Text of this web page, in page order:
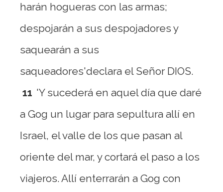
harán hogueras con las armas;
despojarán a sus despojadores y
saquearán a sus
saqueadores'declara el Señor DIOS.
11 'Y sucederá en aquel día que daré
a Gog un lugar para sepultura allí en
Israel, el valle de los que pasan al
oriente del mar, y cortará el paso a los
viajeros. Allí enterrarán a Gog con